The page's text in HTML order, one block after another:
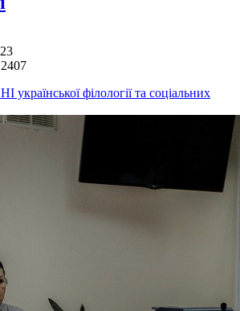
української філології та соціальних